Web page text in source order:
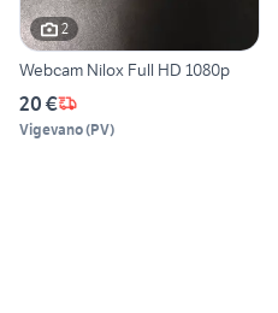
2
Webcam Nilox Full HD 1080p
20 €
Vigevano(PV)